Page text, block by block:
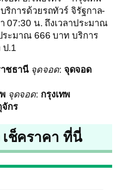
การด้วยรถทัวร์ จิรัฐกาล-
07:30 น. ถึงเวลาประมาณ
ระมาณ 666 บาท บริการ
ป.1
ชธานี จุดจอด: จุดจอด
จุดจอด: กรุงเทพ
กร
ช็คราคา ที่นี่